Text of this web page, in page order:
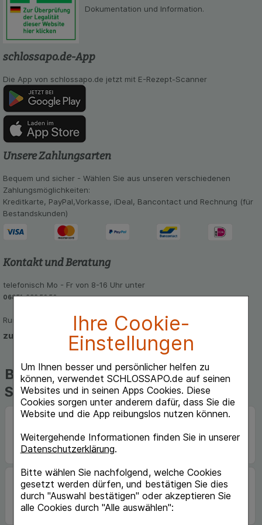
Ihre Cookie-
Einstellungen
Um Ihnen besser und persönlicher helfen zu
können, verwendet SCHLOSSAPO.de auf seinen
Websites und in seinen Apps Cookies. Diese
Cookies sorgen unter anderem dafür, dass Sie die
Website und die App reibungslos nutzen können.
Weitergehende Informationen finden Sie in unserer
Datenschutzerklärung.
Bitte wählen Sie nachfolgend, welche Cookies
gesetzt werden dürfen, und bestätigen Sie dies
durch "Auswahl bestätigen" oder akzeptieren Sie
alle Cookies durch "Alle auswählen":
Dokumentation und Information.
schlossapo.de-App
Die App von schlossapo.de jetzt mit E-Rezept-Scanner
Unsere Zahlungsarten
Bequem und sicher - Wählen Sie aus unseren verschiedenen
Zahlungsmöglichkeiten:
Kreditkarte, PayPal,Vorkasse, iDeal, Bancontact und Rechnung (für
Bestandskunden)
Kontakt und Beratung
telefonisch Mo - Fr von 8-16 Uhr unter
06851-939 56 56
Rund um die Uhr per E-Mail
zum Kontaktformular
Beliebte Marken auf
Schlossapo.de